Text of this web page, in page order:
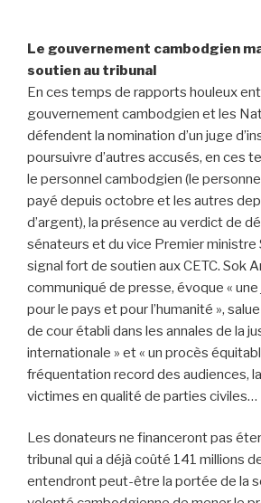
Le gouvernement cambodgien
soutien au tribunal
En ces temps de rapports houleux
gouvernement cambodgien et les
défendent la nomination d’un juge
poursuivre d’autres accusés, en ces
le personnel cambodgien (le
payé depuis octobre et les autres
d’argent), la présence au verdict de
sénateurs et du vice Premier ministre
signal fort de soutien aux CETC. Sok
communiqué de presse, évoque «
pour le pays et pour l’humanité »,
de cour établi dans les annales de la
internationale » et « un procès
fréquentation record des audiences,
victimes en qualité de parties civiles…
Les donateurs ne financeront pas
tribunal qui a déjà coûté 141 millions
entendront peut-être la portée de la